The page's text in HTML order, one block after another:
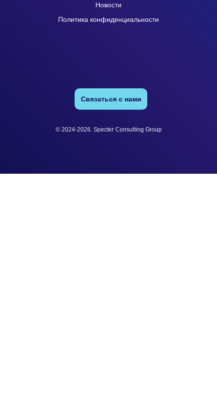
Новости
Политика конфиденциальности
Связаться с нами
© 2024-2026. Specter Consulting Group